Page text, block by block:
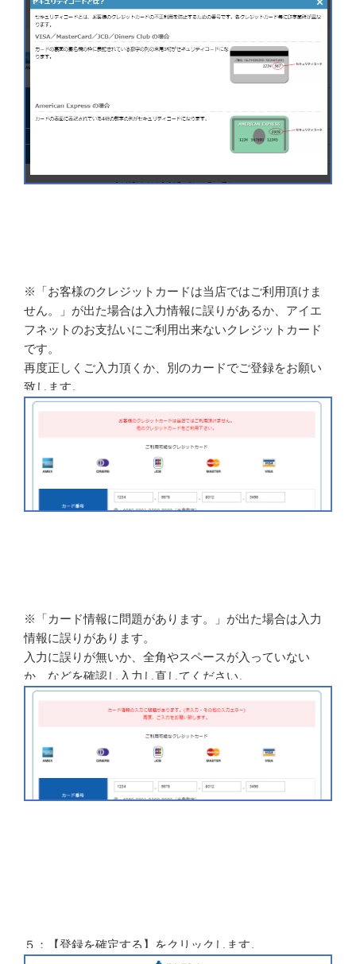
※「お客様のクレジットカードは当店ではご利用頂けま
せん。」が出た場合は入力情報に誤りがあるか、アイエ
フネットのお支払いにご利用出来ないクレジットカード
です。
再度正しくご入力頂くか、別のカードでご登録をお願い
致します。
※「カード情報に問題があります。」が出た場合は入力
情報に誤りがあります。
入力に誤りが無いか、全角やスペースが入っていない
か、などを確認し入力し直してください。
５：【登録を確定する】をクリックします。